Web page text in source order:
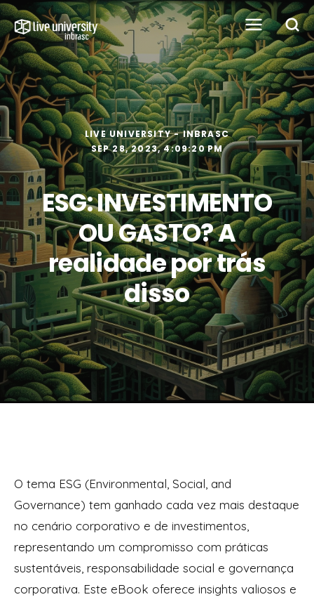
LIVE UNIVERSITY - INBRASC
SEP 28, 2023, 4:09:20 PM
ESG: INVESTIMENTO
OU GASTO? A
realidade por trás
disso
O tema ESG (Environmental, Social, and
Governance) tem ganhado cada vez mais destaque
no cenário corporativo e de investimentos,
representando um compromisso com práticas
sustentáveis, responsabilidade social e governança
corporativa. Este eBook oferece insights valiosos e